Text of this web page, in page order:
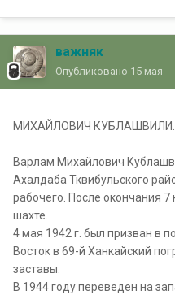
важняк
Опубликовано 15 мая
Старший
МИХАЙЛОВИЧ КУБЛАШВИЛИ.
Варлам Михайлович
Ахалдаба Тквибульского
рабочего. После окончания
шахте.
4 мая 1942 г. был призван в
Восток в 69-й Ханкайский
заставы.
В 1944 году переведен на